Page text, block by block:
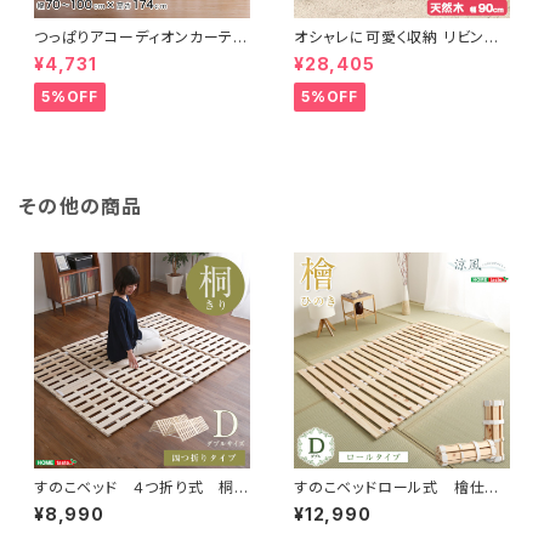
つっぱりアコーディオンカーテ
ン 100×174cm SH-16-TA
DC
¥4,731
5%OFF
オシャレに可愛く収納 リビング
用ローチェスト 4段 幅90cm
天然木（桐）日本製｜petora-
ペトラ- SH-08-PTR90
¥28,405
5%OFF
その他の商品
すのこベッド ４つ折り式 桐仕
様(ダブル)【Sommeil-ソメイ
ユ-】 KIR-4-D
¥8,990
すのこベッドロール式 檜仕様
(ダブル)【涼風】 HNK-R-D
¥12,990